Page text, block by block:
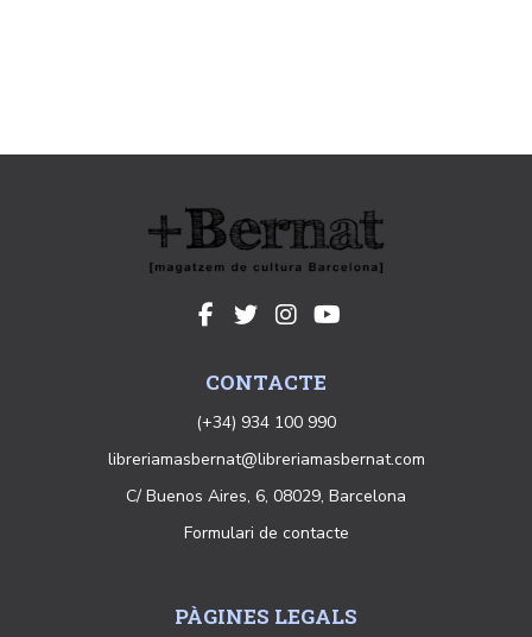
CONTACTE
(+34) 934 100 990
libreriamasbernat@libreriamasbernat.com
C/ Buenos Aires, 6, 08029, Barcelona
Formulari de contacte
PÀGINES LEGALS